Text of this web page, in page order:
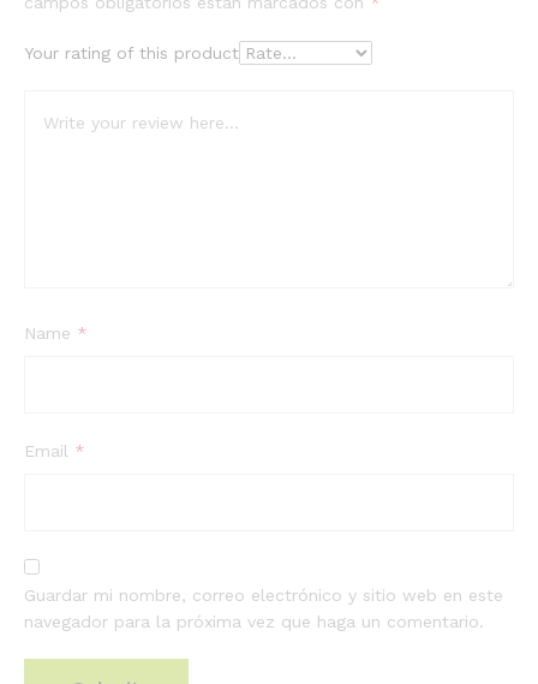
Your rating of this product
Name *
Email *
Guardar mi nombre, correo electrónico y sitio web en este
navegador para la próxima vez que haga un comentario.